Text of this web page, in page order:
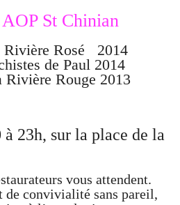
St Chinian
Rivière Rosé 2014
de Paul 2014
Rivière Rouge 2013
à 23h, sur la place de la
vous attendent.
de convivialité sans pareil,